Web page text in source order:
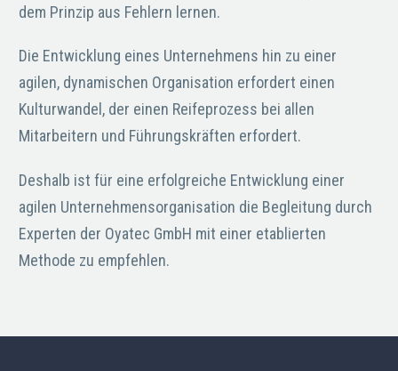
dem Prinzip aus Fehlern lernen.
Die Entwicklung eines Unternehmens hin zu einer
agilen, dynamischen Organisation erfordert einen
Kulturwandel, der einen Reifeprozess bei allen
Mitarbeitern und Führungskräften erfordert.
Deshalb ist für eine erfolgreiche Entwicklung einer
agilen Unternehmensorganisation die Begleitung durch
Experten der Oyatec GmbH mit einer etablierten
Methode zu empfehlen.